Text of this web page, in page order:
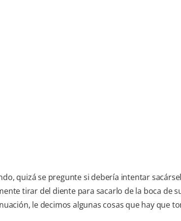
quizá se pregunte si debería intentar
tirar del diente para sacarlo de la boca de
le decimos algunas cosas que hay que